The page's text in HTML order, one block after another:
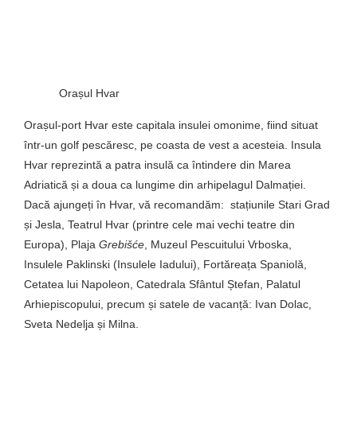
Orașul Hvar
Orașul-port Hvar este capitala insulei omonime, fiind situat
într-un golf pescăresc, pe coasta de vest a acesteia. Insula
Hvar reprezintă a patra insulă ca întindere din Marea
Adriatică și a doua ca lungime din arhipelagul Dalmației.
Dacă ajungeți în Hvar, vă recomandăm: stațiunile Stari Grad
și Jesla, Teatrul Hvar (printre cele mai vechi teatre din
Europa), Plaja Grebišće , Muzeul Pescuitului Vrboska,
Insulele Paklinski (Insulele Iadului), Fortăreața Spaniolă,
Cetatea lui Napoleon, Catedrala Sfântul Ștefan, Palatul
Arhiepiscopului, precum și satele de vacanță: Ivan Dolac,
Sveta Nedelja și Milna.